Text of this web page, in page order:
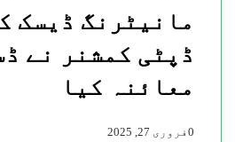
مانیٹرنگ ڈیسک
ڈپٹی کمشنر نے
معائنہ کیا
فروری 27, 20250